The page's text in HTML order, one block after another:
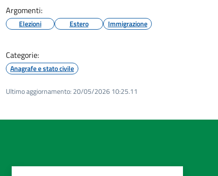
Argomenti:
Elezioni Estero Immigrazione
Categorie:
Anagrafe e stato civile
Ultimo aggiornamento: 20/05/2026 10:25.11